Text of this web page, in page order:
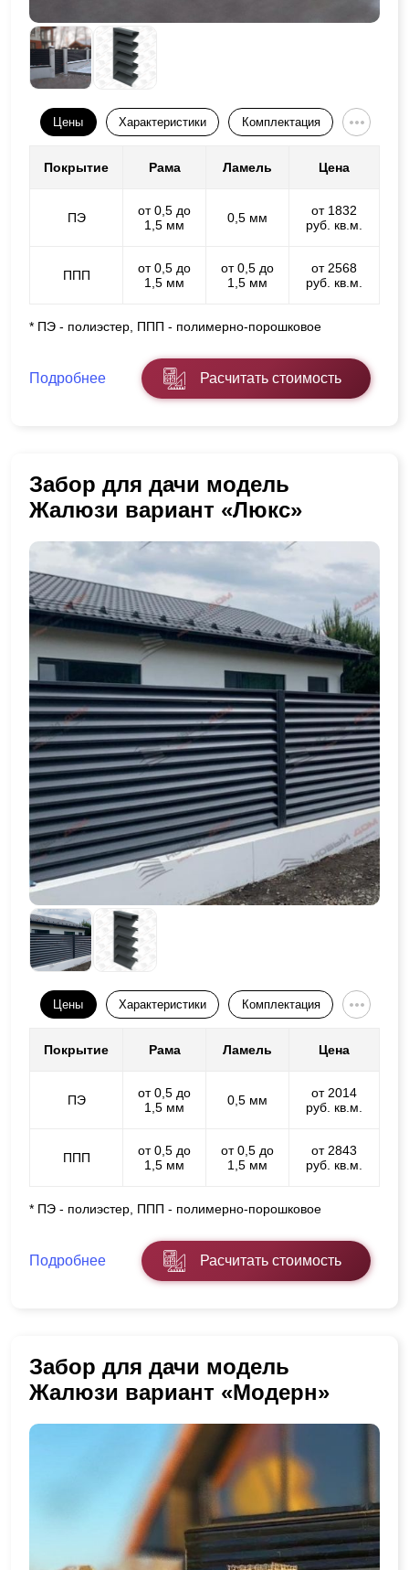
Цены Характеристики Комплектация
Покрытие Рама Ламель Цена
ПЭ
от 0,5 до
1,5 мм
0,5 мм
от 1832
руб. кв.м.
ППП
от 0,5 до
1,5 мм
от 0,5 до
1,5 мм
от 2568
руб. кв.м.
* ПЭ - полиэстер, ППП - полимерно-порошковое
Подробнее Расчитать стоимость
Забор для дачи модель
Жалюзи вариант «Люкс»
Цены Характеристики Комплектация
Покрытие Рама Ламель Цена
ПЭ
от 0,5 до
1,5 мм
0,5 мм
от 2014
руб. кв.м.
ППП
от 0,5 до
1,5 мм
от 0,5 до
1,5 мм
от 2843
руб. кв.м.
* ПЭ - полиэстер, ППП - полимерно-порошковое
Подробнее Расчитать стоимость
Забор для дачи модель
Жалюзи вариант «Модерн»